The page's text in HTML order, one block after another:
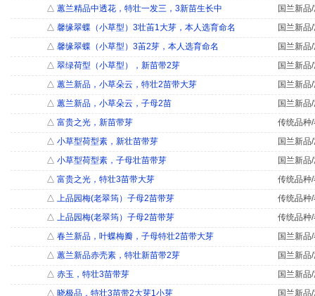
△ 蕙兰精品中透花，特壮一发三，3新苗生长中
国兰新品
△ 馨缘翠蝶（小草型）3壮苖1大芽，本人选育命名
国兰新品
△ 馨缘翠蝶（小草型）3苖2芽，本人选育命名
国兰新品
△ 翠绿荷型（小草型），新苗带2芽
国兰新品
△ 蕙兰新品，小草朵云，特壮2苗带大芽
国兰新品
△ 蕙兰新品，小草朵云，子母2苗
国兰新品
△ 富贵之光，新苗带芽
传统品种
△ 小草型荷型素，新壮苗带芽
国兰新品
△ 小草型荷型素，子母壮苗带芽
国兰新品
△ 富贵之光，特壮3苗带大芽
传统品种
△ 上品园梅(老翠筠）子母2苗带芽
传统品种
△ 上品园梅(老翠筠）子母2苗带芽
传统品种
△ 春兰新品，叶蝶梅瓣，子母特壮2苗带大芽
国兰新品
△ 蕙兰新品赤壳素，特壮新苗带2芽
国兰新品
△ 赤玉，特壮3苗带芽
国兰新品
△ 晓极品，特壮3苗带2大芽1小芽
国兰新品